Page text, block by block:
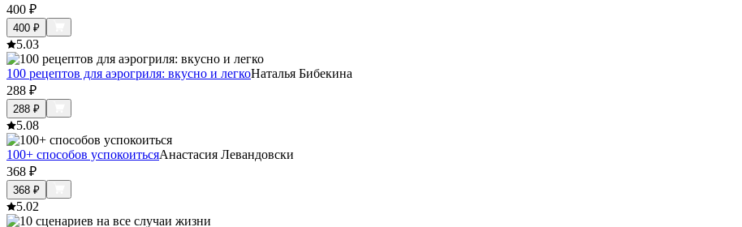
400 ₽
400 ₽
5.03
100 рецептов для аэрогриля: вкусно и легкоНаталья Бибекина
288 ₽
288 ₽
5.08
100+ способов успокоитьсяАнастасия Левандовски
368 ₽
368 ₽
5.02